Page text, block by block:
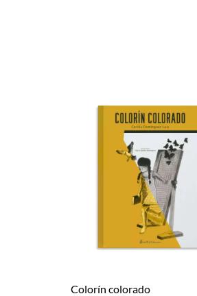
Colorín colorado